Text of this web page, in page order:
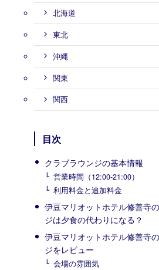
北海道
東北
沖縄
関東
関西
目次
クラブラウンジの基本情報
営業時間（12:00-21:00）
利用料金と追加料金
伊豆マリオットホテル修善寺
ジは夕食の代わりになる？
伊豆マリオットホテル修善寺
ジをレビュー
会場の雰囲気